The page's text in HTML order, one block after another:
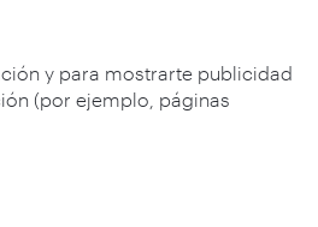
y para mostrarte publicidad
(por ejemplo, páginas